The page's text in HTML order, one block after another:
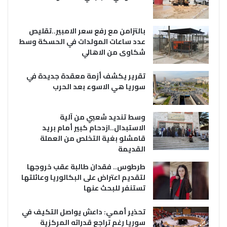
بالتزامن مع رفع سعر الامبير..تقليص
عدد ساعات المولدات في الحسكة وسط
شكاوى من الاهالي
تقرير يكشف أزمة معقدة جديدة في
سوريا هي الاسوء بعد الحرب
وسط تنديد شعبي من آلية
الاستبدال..ازدحام كبير أمام بريد
قامشلو بغية التخلص من العملة
القديمة
طرطوس.. فقدان طالبة عقب خروجها
لتقديم اعتراض على البكالوريا وعائلتها
تستنفر للبحث عنها
تحذير أممي: داعش يواصل التكيف في
سوريا رغم تراجع قدراته المركزية